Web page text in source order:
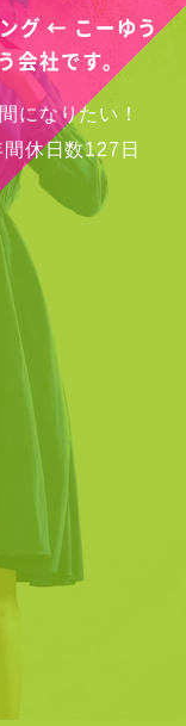
グ ← こーゆう
会社です。
になりたい！
間休日数127日